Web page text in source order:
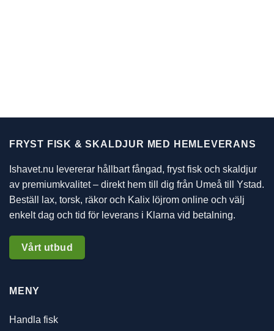
FRYST FISK & SKALDJUR MED HEMLEVERANS
Ishavet.nu levererar hållbart fångad, fryst fisk och skaldjur
av premiumkvalitet – direkt hem till dig från Umeå till Ystad.
Beställ lax, torsk, räkor och Kalix löjrom online och välj
enkelt dag och tid för leverans i Klarna vid betalning.
Vårt utbud
MENY
Handla fisk